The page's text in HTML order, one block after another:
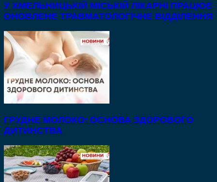
У ХМЕЛЬНИЦЬКІЙ МІСЬКІЙ ЛІКАРНІ ПРАЦЮЄ
ОНОВЛЕНЕ ТРАВМАТОЛОГІЧНЕ ВІДДІЛЕННЯ
ГРУДНЕ МОЛОКО: ОСНОВА ЗДОРОВОГО
ДИТИНСТВА